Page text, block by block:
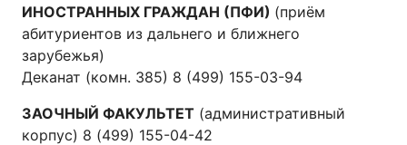
ИНОСТРАННЫХ ГРАЖДАН (ПФИ) (приём
абитуриентов из дальнего и ближнего
зарубежья)
Деканат (комн. 385) 8 (499) 155-03-94
ЗАОЧНЫЙ ФАКУЛЬТЕТ (административный
корпус) 8 (499) 155-04-42